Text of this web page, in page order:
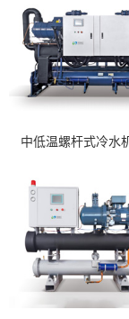
中低温螺杆式冷